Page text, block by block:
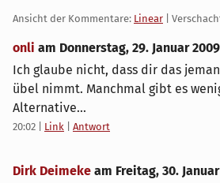
Ansicht der Kommentare: Linear |
onli am Donnerstag, 29. Januar 2009
Ich glaube nicht, dass dir das
übel nimmt. Manchmal gibt es
Alternative...
20:02 Link Antwort
Dirk Deimeke am Freitag, 30.